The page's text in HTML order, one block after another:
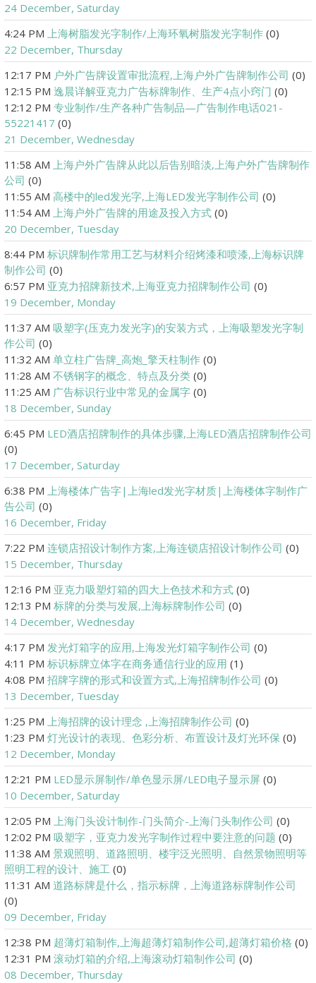
24 December, Saturday
4:24 PM 上海树脂发光字制作/上海环氧树脂发光字制作 (0)
22 December, Thursday
12:17 PM 户外广告牌设置审批流程,上海户外广告牌制作公司 (0)
12:15 PM 逸晨详解亚克力广告标牌制作、生产4点小窍门 (0)
12:12 PM 专业制作/生产各种广告制品—广告制作电话021-
55221417 (0)
21 December, Wednesday
11:58 AM 上海户外广告牌从此以后告别暗淡,上海户外广告牌制作
公司 (0)
11:55 AM 高楼中的led发光字,上海LED发光字制作公司 (0)
11:54 AM 上海户外广告牌的用途及投入方式 (0)
20 December, Tuesday
8:44 PM 标识牌制作常用工艺与材料介绍烤漆和喷漆,上海标识牌
制作公司 (0)
6:57 PM 亚克力招牌新技术,上海亚克力招牌制作公司 (0)
19 December, Monday
11:37 AM 吸塑字(压克力发光字)的安装方式，上海吸塑发光字制
作公司 (0)
11:32 AM 单立柱广告牌_高炮_擎天柱制作 (0)
11:28 AM 不锈钢字的概念、特点及分类 (0)
11:25 AM 广告标识行业中常见的金属字 (0)
18 December, Sunday
6:45 PM LED酒店招牌制作的具体步骤,上海LED酒店招牌制作公司
(0)
17 December, Saturday
6:38 PM 上海楼体广告字|上海led发光字材质|上海楼体字制作广
告公司 (0)
16 December, Friday
7:22 PM 连锁店招设计制作方案,上海连锁店招设计制作公司 (0)
15 December, Thursday
12:16 PM 亚克力吸塑灯箱的四大上色技术和方式 (0)
12:13 PM 标牌的分类与发展,上海标牌制作公司 (0)
14 December, Wednesday
4:17 PM 发光灯箱字的应用,上海发光灯箱字制作公司 (0)
4:11 PM 标识标牌立体字在商务通信行业的应用 (1)
4:08 PM 招牌字牌的形式和设置方式,上海招牌制作公司 (0)
13 December, Tuesday
1:25 PM 上海招牌的设计理念 ,上海招牌制作公司 (0)
1:23 PM 灯光设计的表现、色彩分析、布置设计及灯光环保 (0)
12 December, Monday
12:21 PM LED显示屏制作/单色显示屏/LED电子显示屏 (0)
10 December, Saturday
12:05 PM 上海门头设计制作-门头简介-上海门头制作公司 (0)
12:02 PM 吸塑字，亚克力发光字制作过程中要注意的问题 (0)
11:38 AM 景观照明、道路照明、楼宇泛光照明、自然景物照明等
照明工程的设计、施工 (0)
11:31 AM 道路标牌是什么，指示标牌，上海道路标牌制作公司
(0)
09 December, Friday
12:38 PM 超薄灯箱制作,上海超薄灯箱制作公司,超薄灯箱价格 (0)
12:31 PM 滚动灯箱的介绍,上海滚动灯箱制作公司 (0)
08 December, Thursday